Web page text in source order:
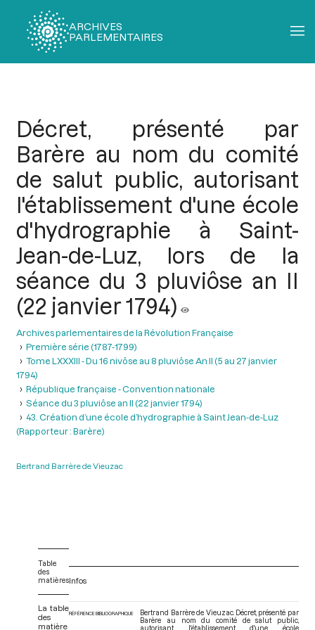
ARCHIVES
PARLEMENTAIRES
Décret, présenté par
Barère au nom du comité
de salut public, autorisant
l'établissement d'une école
d'hydrographie à Saint-
Jean-de-Luz, lors de la
séance du 3 pluviôse an II
(22 janvier 1794)
Archives parlementaires de la Révolution Française
Première série (1787-1799)
Tome LXXXIII - Du 16 nivôse au 8 pluviôse An II (5 au 27 janvier
1794)
République française - Convention nationale
Séance du 3 pluviôse an II (22 janvier 1794)
43. Création d’une école d’hydrographie à Saint Jean-de-Luz
(Rapporteur : Barère)
Bertrand Barrère de Vieuzac
Table
des
matières
La table
des
matière
Infos
RÉFÉRENCE BIBLIOGRAPHIQUE
Bertrand Barrère de Vieuzac. Décret, présenté par
Barère au nom du comité de salut public,
autorisant l'établissement d'une école